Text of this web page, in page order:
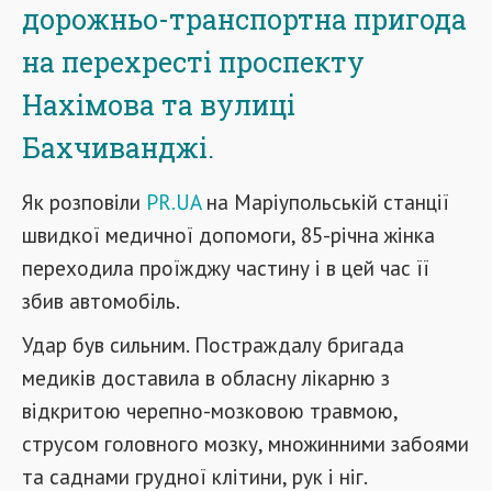
дорожньо-транспортна пригода
на перехресті проспекту
Нахімова та вулиці
Бахчиванджі.
Як розповіли PR.UAна Маріупольській станції
швидкої медичної допомоги, 85-річна жінка
переходила проїжджу частину і в цей час її
збив автомобіль.
Удар був сильним. Постраждалу бригада
медиків доставила в обласну лікарню з
відкритою черепно-мозковою травмою,
струсом головного мозку, множинними забоями
та саднами грудної клітини, рук і ніг.